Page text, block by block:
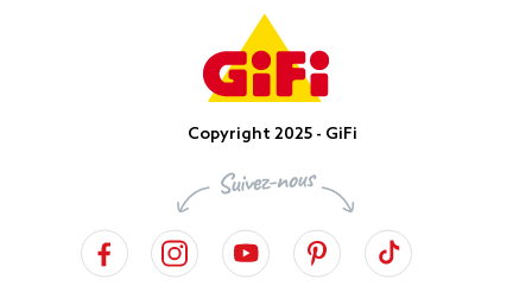
Copyright 2025 - GiFi